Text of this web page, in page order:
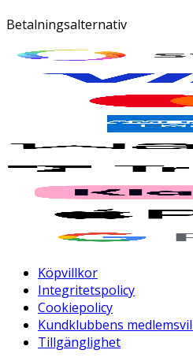
Betalningsalternativ
Köpvillkor
Integritetspolicy
Cookiepolicy
Kundklubbens
Tillgänglighet